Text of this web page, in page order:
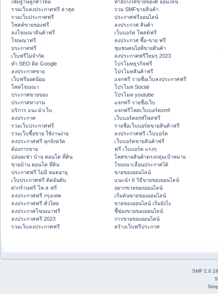
เพิ่มฐานลูกค้าใหม่
รวมเว็บลงประกาศฟรี ล่าสุด
รวมเว็บประกาศฟรี
โพสต์ขายของฟรี
ลงโฆษณาสินค้าฟรี
โฆษณาฟรี
ประกาศฟรี
เว็บฟรีไม่จำกัด
ทำ SEO ติด Google
ลงประกาศขาย
เว็บฟรียอดนิยม
โพสโฆษณา
ประกาศขายของ
ประกาศหางาน
บริการ แนะนำเว็บ
ลงประกาศ
รวมเว็บประกาศฟรี
รวมเว็บซื้อขาย ใช้งานง่าย
ลงประกาศฟรี ทุกจังหวัด
ต้องการขาย
ปล่อยเช่า บ้าน คอนโด ที่ดิน
ขายบ้าน คอนโด ที่ดิน
ประกาศฟรี ไม่มี หมดอายุ
เว็บประกาศฟรี ติดอันดับ
ฝากร้านฟรี โพ ส ฟรี
ลงประกาศฟรี กรุงเทพ
ลงประกาศฟรี ทั่วไทย
ลงประกาศโฆษณาฟรี
ลงประกาศฟรี 2023
รวมเว็บลงประกาศฟรี
ทํายังไงให้ขายของดี ออนไลน์
รวม SMFขายสินค้า
ประกาศฟรีออนไลน์
ลงประกาศ สินค้า
เว็บบอร์ด โพสต์ฟรี
ลงประกาศ ซื้อ-ขาย ฟรี
ชุมชนคนไอทีขายสินค้า
ลงประกาศฟรีใหม่ๆ 2023
โปรโมทธุรกิจฟรี
โปรโมทสินค้าฟรี
แจกฟรี รายชื่อเว็บลงประกาศฟรี
โปรโมท Social
โปรโมท youtube
แจกฟรี รายชื่อเว็บ
แจกฟรีโพสเว็บบอร์ดsmf
เว็บบอร์ดsmfโพสฟรี
รายชื่อเว็บบอร์ดขายสินค้าฟรี
ลงประกาศฟรี เว็บบอร์ด
เว็บบอร์ดขายสินค้าฟรี
ฟรี เว็บบอร์ด แรงๆ
โพสขายสินค้าตรงกลุ่มเป้าหมาย
โฆษณาเลื่อนประกาศได้
ขายของออนไลน์
แนะนำ 6 วิธีขายของออนไลน์
อยากขายของออนไลน์
เริ่มต้นขายของออนไลน์
ขายของออนไลน์ เริ่มยังไง
ชี้ช่องขายของออนไลน์
การขายของออนไลน์
สร้างเว็บฟรีประกาศ
SMF 2.0.18